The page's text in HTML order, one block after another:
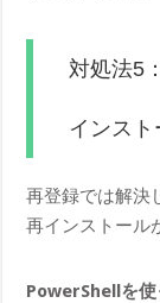
対処法5
インスト
再登録では解決
再インストール
PowerShellを使